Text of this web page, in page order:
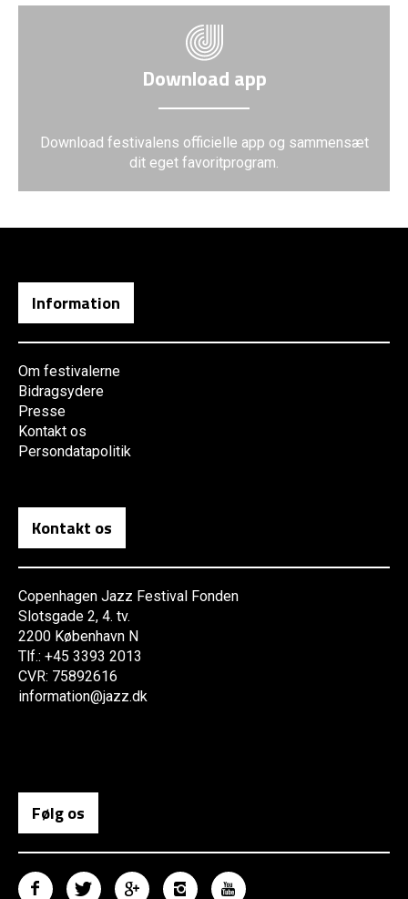
Download app
Download festivalens officielle app og sammensæt
dit eget favoritprogram.
Information
Om festivalerne
Bidragsydere
Presse
Kontakt os
Persondatapolitik
Kontakt os
Copenhagen Jazz Festival Fonden
Slotsgade 2, 4. tv.
2200 København N
Tlf.: +45 3393 2013
CVR: 75892616
information@jazz.dk
Følg os